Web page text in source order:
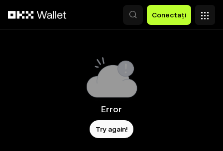
Conectați
Error
Try again!